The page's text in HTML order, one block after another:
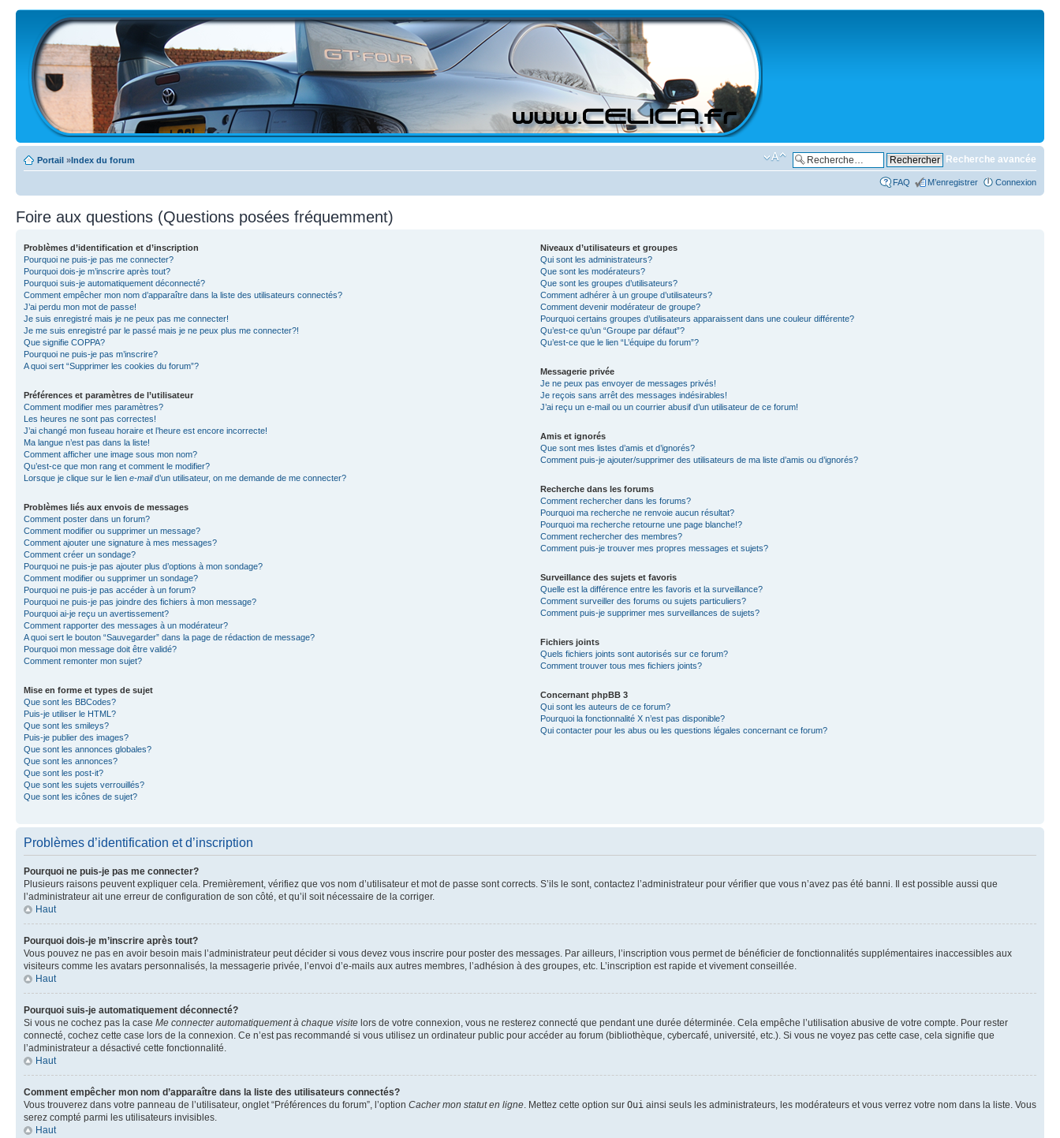
Portail »Index du forum Recherche avancée
FAQ M’enregistrer Connexion
Foire aux questions (Questions posées fréquemment)
Problèmes d’identification et d’inscription
Pourquoi ne puis-je pas me connecter?
Pourquoi dois-je m’inscrire après tout?
Pourquoi suis-je automatiquement déconnecté?
Comment empêcher mon nom d’apparaître dans la liste des utilisateurs connectés?
J’ai perdu mon mot de passe!
Je suis enregistré mais je ne peux pas me connecter!
Je me suis enregistré par le passé mais je ne peux plus me connecter?!
Que signifie COPPA?
Pourquoi ne puis-je pas m’inscrire?
A quoi sert “Supprimer les cookies du forum”?
Préférences et paramètres de l’utilisateur
Comment modifier mes paramètres?
Les heures ne sont pas correctes!
J’ai changé mon fuseau horaire et l’heure est encore incorrecte!
Ma langue n’est pas dans la liste!
Comment afficher une image sous mon nom?
Qu’est-ce que mon rang et comment le modifier?
Lorsque je clique sur le lien e-maild’un utilisateur, on me demande de me connecter?
Problèmes liés aux envois de messages
Comment poster dans un forum?
Comment modifier ou supprimer un message?
Comment ajouter une signature à mes messages?
Comment créer un sondage?
Pourquoi ne puis-je pas ajouter plus d’options à mon sondage?
Comment modifier ou supprimer un sondage?
Pourquoi ne puis-je pas accéder à un forum?
Pourquoi ne puis-je pas joindre des fichiers à mon message?
Pourquoi ai-je reçu un avertissement?
Comment rapporter des messages à un modérateur?
A quoi sert le bouton “Sauvegarder” dans la page de rédaction de message?
Pourquoi mon message doit être validé?
Comment remonter mon sujet?
Mise en forme et types de sujet
Que sont les BBCodes?
Puis-je utiliser le HTML?
Que sont les smileys?
Puis-je publier des images?
Que sont les annonces globales?
Que sont les annonces?
Que sont les post-it?
Que sont les sujets verrouillés?
Que sont les icônes de sujet?
Niveaux d’utilisateurs et groupes
Qui sont les administrateurs?
Que sont les modérateurs?
Que sont les groupes d’utilisateurs?
Comment adhérer à un groupe d’utilisateurs?
Comment devenir modérateur de groupe?
Pourquoi certains groupes d’utilisateurs apparaissent dans une couleur différente?
Qu’est-ce qu’un “Groupe par défaut”?
Qu’est-ce que le lien “L’équipe du forum”?
Messagerie privée
Je ne peux pas envoyer de messages privés!
Je reçois sans arrêt des messages indésirables!
J’ai reçu un e-mail ou un courrier abusif d’un utilisateur de ce forum!
Amis et ignorés
Que sont mes listes d’amis et d’ignorés?
Comment puis-je ajouter/supprimer des utilisateurs de ma liste d’amis ou d’ignorés?
Recherche dans les forums
Comment rechercher dans les forums?
Pourquoi ma recherche ne renvoie aucun résultat?
Pourquoi ma recherche retourne une page blanche!?
Comment rechercher des membres?
Comment puis-je trouver mes propres messages et sujets?
Surveillance des sujets et favoris
Quelle est la différence entre les favoris et la surveillance?
Comment surveiller des forums ou sujets particuliers?
Comment puis-je supprimer mes surveillances de sujets?
Fichiers joints
Quels fichiers joints sont autorisés sur ce forum?
Comment trouver tous mes fichiers joints?
Concernant phpBB 3
Qui sont les auteurs de ce forum?
Pourquoi la fonctionnalité X n’est pas disponible?
Qui contacter pour les abus ou les questions légales concernant ce forum?
Problèmes d’identification et d’inscription
Pourquoi ne puis-je pas me connecter?
Plusieurs raisons peuvent expliquer cela. Premièrement, vérifiez que vos nom d’utilisateur et mot de passe sont corrects. S’ils le sont, contactez l’administrateur pour vérifier que vous n’avez pas été banni. Il est possible aussi que
l’administrateur ait une erreur de configuration de son côté, et qu’il soit nécessaire de la corriger.
Haut
Pourquoi dois-je m’inscrire après tout?
Vous pouvez ne pas en avoir besoin mais l’administrateur peut décider si vous devez vous inscrire pour poster des messages. Par ailleurs, l’inscription vous permet de bénéficier de fonctionnalités supplémentaires inaccessibles aux
visiteurs comme les avatars personnalisés, la messagerie privée, l’envoi d’e-mails aux autres membres, l’adhésion à des groupes, etc. L’inscription est rapide et vivement conseillée.
Haut
Pourquoi suis-je automatiquement déconnecté?
Si vous ne cochez pas la case Me connecter automatiquement à chaque visite lors de votre connexion, vous ne resterez connecté que pendant une durée déterminée. Cela empêche l’utilisation abusive de votre compte. Pour rester
connecté, cochez cette case lors de la connexion. Ce n’est pas recommandé si vous utilisez un ordinateur public pour accéder au forum (bibliothèque, cybercafé, université, etc.). Si vous ne voyez pas cette case, cela signifie que
l’administrateur a désactivé cette fonctionnalité.
Haut
Comment empêcher mon nom d’apparaître dans la liste des utilisateurs connectés?
Vous trouverez dans votre panneau de l’utilisateur, onglet “Préférences du forum”, l’option Cacher mon statut en ligne. Mettez cette option sur Oui ainsi seuls les administrateurs, les modérateurs et vous verrez votre nom dans la liste. Vous
serez compté parmi les utilisateurs invisibles.
Haut